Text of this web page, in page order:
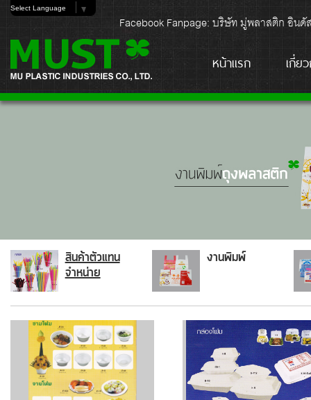
หน้าแรก เกี่ย
Facebook Fanpage: บริษัท มู่พลาสติก อินดั
สินค้าตัวแทน
จำหน่าย
งานพิมพ์